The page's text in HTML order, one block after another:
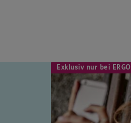
Exklusiv nur bei ERGO